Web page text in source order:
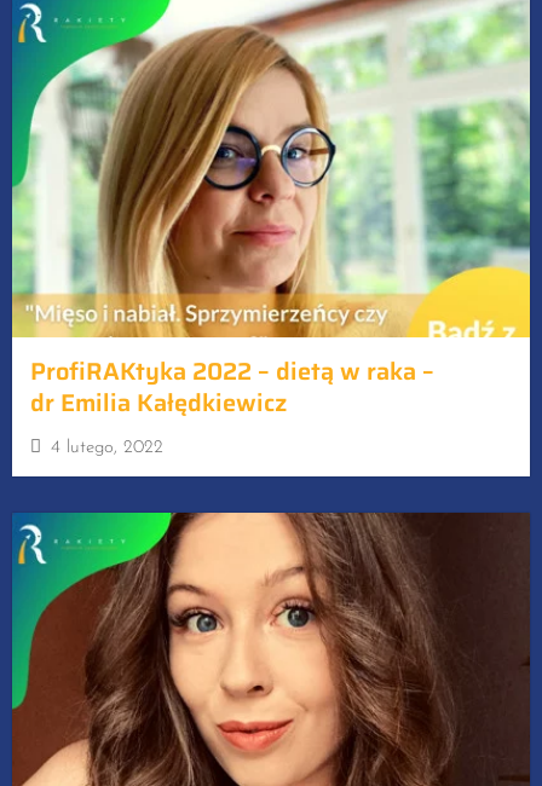
ProfiRAKtyka 2022 – dietą w raka –
dr Emilia Kałędkiewicz
4 lutego, 2022